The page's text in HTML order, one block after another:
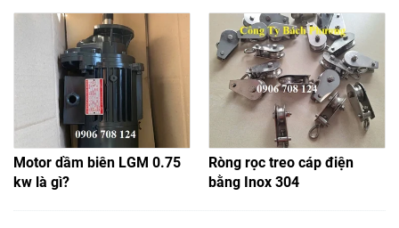
Motor dầm biên LGM 0.75
kw là gì?
Ròng rọc treo cáp điện
bằng Inox 304